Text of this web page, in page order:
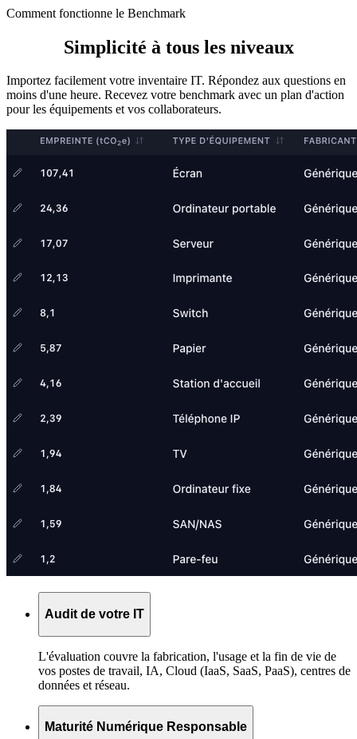
Comment fonctionne le Benchmark
Simplicité à tous les niveaux
Importez facilement votre inventaire IT. Répondez aux questions en
moins d'une heure. Recevez votre benchmark avec un plan d'action
pour les équipements et vos collaborateurs.
Audit de votre IT
L'évaluation couvre la fabrication, l'usage et la fin de vie de
vos postes de travail, IA, Cloud (IaaS, SaaS, PaaS), centres de
données et réseau.
Maturité Numérique Responsable